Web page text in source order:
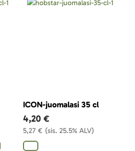
ICON-juomalasi 35 cl
(sis. 25.5% ALV)
5,27 €
4,20 €